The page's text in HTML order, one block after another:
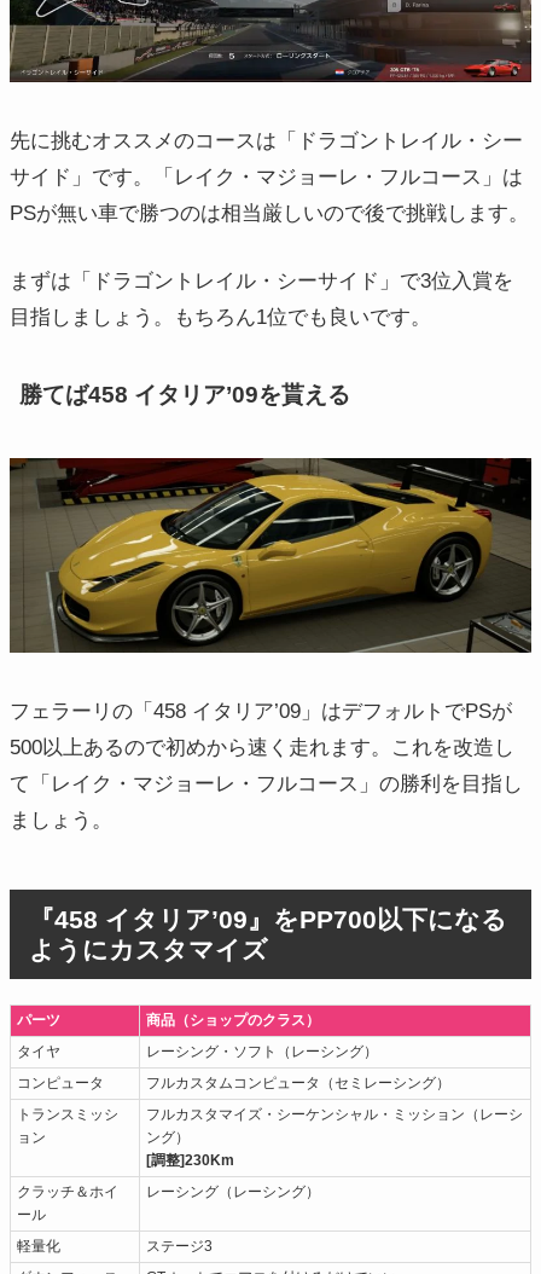
先に挑むオススメのコースは「ドラゴントレイル・シー
サイド」です。「レイク・マジョーレ・フルコース」は
PSが無い車で勝つのは相当厳しいので後で挑戦します。
まずは「ドラゴントレイル・シーサイド」で3位入賞を
目指しましょう。もちろん1位でも良いです。
勝てば458 イタリア’09を貰える
フェラーリの「458 イタリア’09」はデフォルトでPSが
500以上あるので初めから速く走れます。これを改造し
て「レイク・マジョーレ・フルコース」の勝利を目指し
ましょう。
『458 イタリア’09』をPP700以下になる
ようにカスタマイズ
パーツ
商品（ショップのクラス）
タイヤ
レーシング・ソフト（レーシング）
コンピュータ
フルカスタムコンピュータ（セミレーシング）
トランスミッシ
ョン
フルカスタマイズ・シーケンシャル・ミッション（レーシ
ング）
[調整]230Km
クラッチ＆ホイ
ール
レーシング（レーシング）
軽量化
ステージ3